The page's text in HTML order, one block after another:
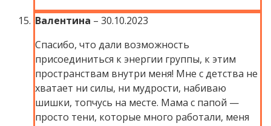
Валентина – 30.10.2023
Спасибо, что дали возможность
присоединиться к энергии группы, к этим
пространствам внутри меня! Мне с детства не
хватает ни силы, ни мудрости, набиваю
шишки, топчусь на месте. Мама с папой —
просто тени, которые много работали, меня